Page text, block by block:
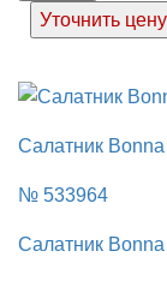
Уточнить цену
Салатник
№ 533964
Салатник